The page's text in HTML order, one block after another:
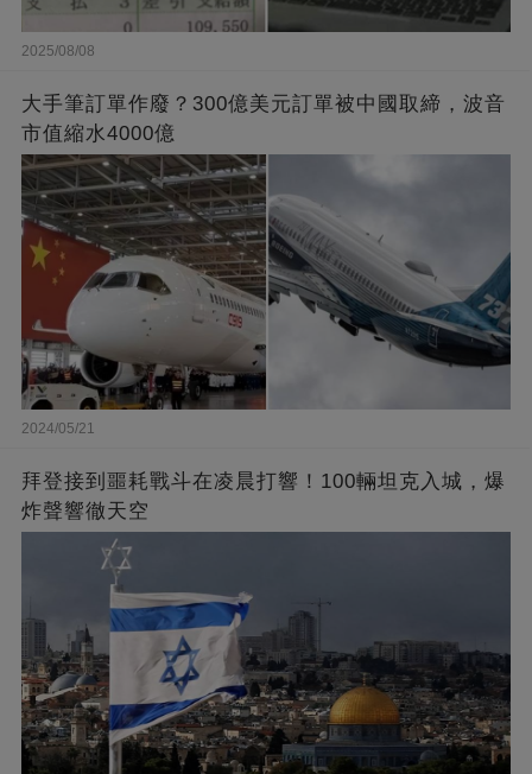
2025/08/08
大手筆訂單作廢？300億美元訂單被中國取締，波音
市值縮水4000億
2024/05/21
拜登接到噩耗戰斗在凌晨打響！100輛坦克入城，爆
炸聲響徹天空